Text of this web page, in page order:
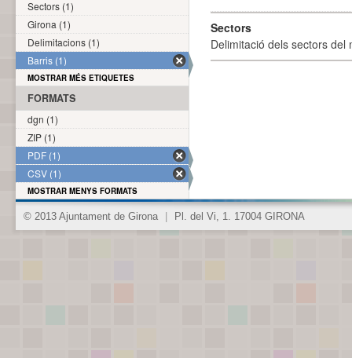
Sectors
Delimitació dels sectors del
Sectors (1)
Girona (1)
Delimitacions (1)
Barris (1)
MOSTRAR MÉS ETIQUETES
FORMATS
dgn (1)
ZIP (1)
PDF (1)
CSV (1)
MOSTRAR MENYS FORMATS
© 2013 Ajuntament de Girona Pl. del Vi, 1. 17004 GIRONA